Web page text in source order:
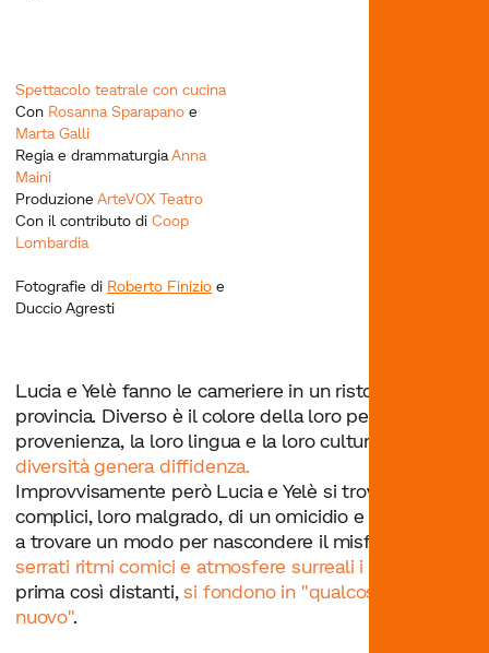
Lucia e Yelè fanno le cameriere in un ristorante di
provincia. Diverso è il colore della loro pelle, la loro
provenienza, la loro lingua e la loro cultura e
diversità genera diffidenza.
Improvvisamente però Lucia e Yelè si trovano
complici, loro malgrado, di un omicidio e impegnate
a trovare un modo per nascondere il misfatto: tra
serrati ritmi comici e atmosfere surreali i due mondi
prima così distanti,si fondono in "qualcosa di
nuovo".
Spettacolo teatrale con cucina
Con Rosanna Sparapano e
Marta Galli
Regia e drammaturgiaAnna
Maini
Produzione ArteVOX Teatro
Con il contributo di Coop
Lombardia
Fotografie di Roberto Finizio e
Duccio Agresti